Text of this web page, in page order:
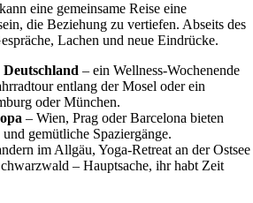
eine gemeinsame Reise eine
die Beziehung zu vertiefen. Abseits des
Lachen und neue Eindrücke.
– ein Wellness-Wochenende
entlang der Mosel oder ein
oder München.
– Wien, Prag oder Barcelona bieten
gemütliche Spaziergänge.
im Allgäu, Yoga-Retreat an der Ostsee
– Hauptsache, ihr habt Zeit